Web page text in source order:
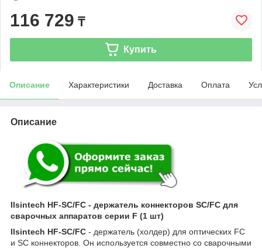
116 729 ₸
Купить
Описание Характеристики Доставка Оплата
Описание
Ilsintech HF-SC/FC - держатель коннекторов SC/FC для
сварочных аппаратов серии F (1 шт)
Ilsintech HF-SC/FC - держатель (холдер) для оптических FC
и SC коннекторов. Он используется совместно со сварочными